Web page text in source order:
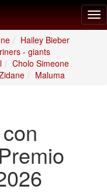
Hailey Bieber
- giants
Cholo Simeone
Maluma